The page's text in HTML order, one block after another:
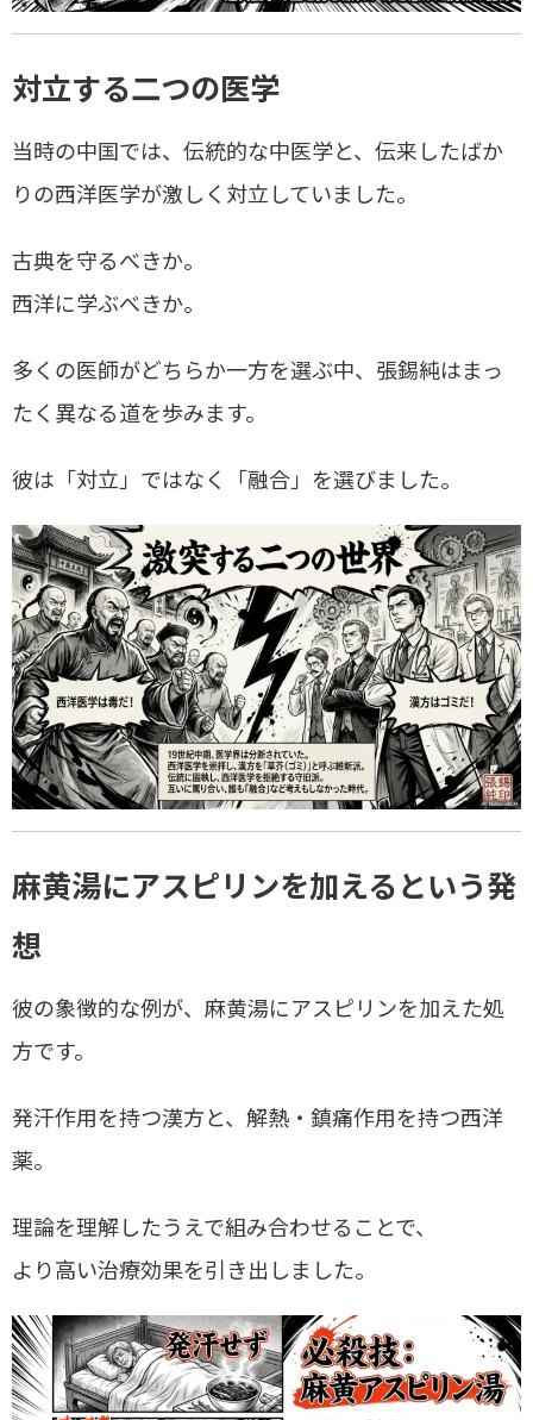
対立する二つの医学
当時の中国では、伝統的な中医学と、伝来したばか
りの西洋医学が激しく対立していました。
古典を守るべきか。
西洋に学ぶべきか。
多くの医師がどちらか一方を選ぶ中、張錫純はまっ
たく異なる道を歩みます。
彼は「対立」ではなく「融合」を選びました。
麻黄湯にアスピリンを加えるという発
想
彼の象徴的な例が、麻黄湯にアスピリンを加えた処
方です。
発汗作用を持つ漢方と、解熱・鎮痛作用を持つ西洋
薬。
理論を理解したうえで組み合わせることで、
より高い治療効果を引き出しました。